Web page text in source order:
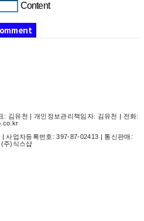
Content
: 김유천 | 개인정보관리책임자: 김유천 | 전화:
| 사업자등록번호:397-87-02413 | 통신판매:
주)식스샵